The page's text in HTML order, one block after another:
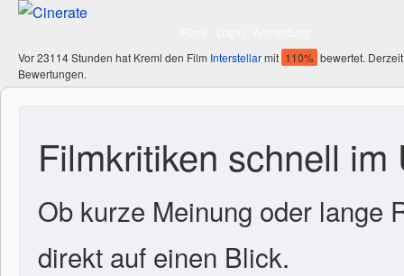
Vor 23114 Stunden hat Kreml den Film Interstellarmit 110% bewertet.
Bewertungen.
Filmkritiken schnell im
Ob kurze Meinung oder lange
direkt auf einen Blick.